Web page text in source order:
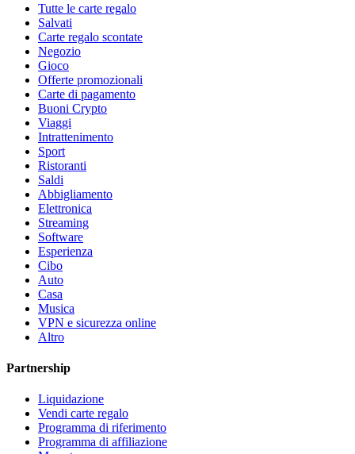
Tutte le carte regalo
Salvati
Carte regalo scontate
Negozio
Gioco
Offerte promozionali
Carte di pagamento
Buoni Crypto
Viaggi
Intrattenimento
Sport
Ristoranti
Saldi
Abbigliamento
Elettronica
Streaming
Software
Esperienza
Cibo
Auto
Casa
Musica
VPN e sicurezza online
Altro
Partnership
Liquidazione
Vendi carte regalo
Programma di riferimento
Programma di affiliazione